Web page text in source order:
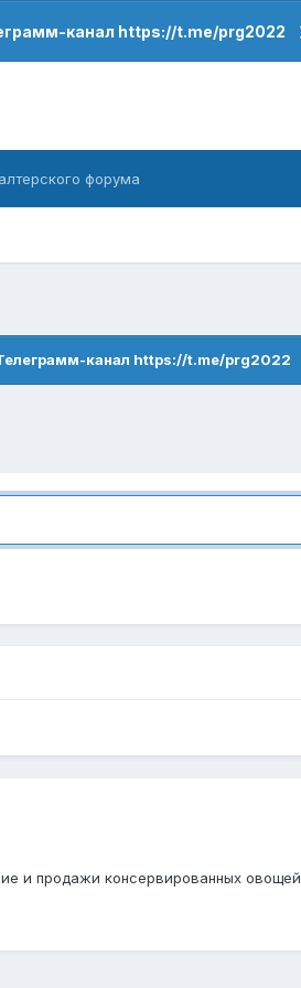
канал https://t.me/prg2022
форума
канал https://t.me/prg2022
и продажи консервированных овощей